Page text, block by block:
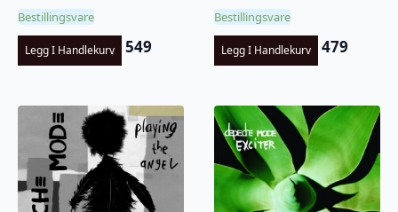
Bestillingsvare
Legg I Handlekurv 549
Bestillingsvare
Legg I Handlekurv 479